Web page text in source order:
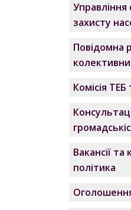
Управління
захисту
Повідомна
Комісія
Вакансії та
політика